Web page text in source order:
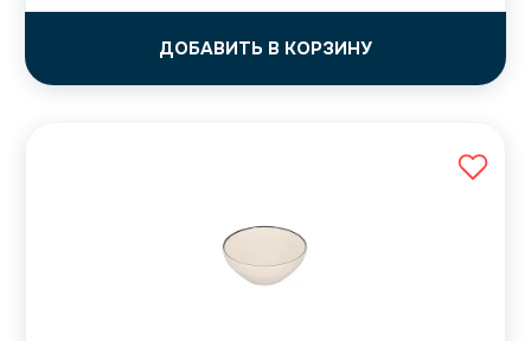
ДОБАВИТЬ В КОРЗИНУ